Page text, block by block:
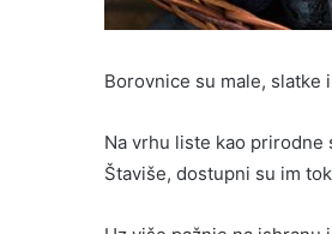
Borovnice su male, slatke
Na vrhu liste kao
Štaviše, dostupni su im